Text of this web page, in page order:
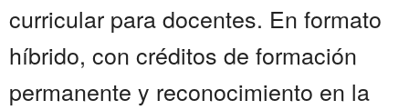
curricular para docentes. En formato
híbrido, con créditos de formación
permanente y reconocimiento en la